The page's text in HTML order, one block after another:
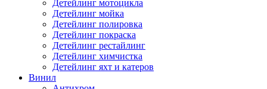
Детейлинг мотоцикла
Детейлинг мойка
Детейлинг полировка
Детейлинг покраска
Детейлинг рестайлинг
Детейлинг химчистка
Детейлинг яхт и катеров
Винил